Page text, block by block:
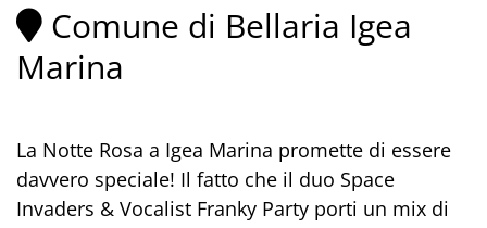
Comune di Bellaria Igea
Marina
La Notte Rosa a Igea Marina promette di essere
davvero speciale! Il fatto che il duo Space
Invaders & Vocalist Franky Party porti un mix di